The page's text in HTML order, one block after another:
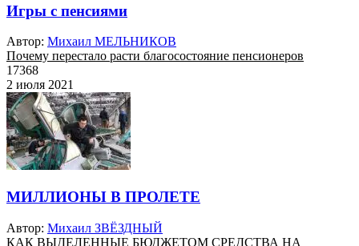
Игры с пенсиями
Автор: Михаил МЕЛЬНИКОВ
Почему перестало расти благосостояние пенсионеров
17368
2 июля 2021
МИЛЛИОНЫ В ПРОЛЕТЕ
Автор: Михаил ЗВЁЗДНЫЙ
КАК ВЫДЕЛЕННЫЕ БЮДЖЕТОМ СРЕДСТВА НА